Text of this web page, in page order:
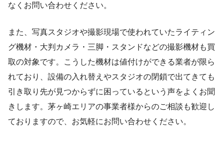
なくお問い合わせください。
また、写真スタジオや撮影現場で使われていたライティン
グ機材・大判カメラ・三脚・スタンドなどの撮影機材も買
取の対象です。こうした機材は値付けができる業者が限ら
れており、設備の入れ替えやスタジオの閉鎖で出てきても
引き取り先が見つからずに困っているという声をよくお聞
きします。茅ヶ崎エリアの事業者様からのご相談も歓迎し
ておりますので、お気軽にお問い合わせください。